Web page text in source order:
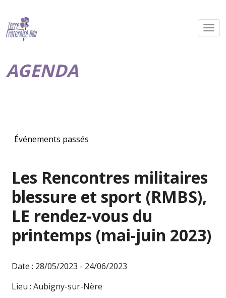
AGENDA
Événements passés
Les Rencontres militaires
blessure et sport (RMBS),
LE rendez-vous du
printemps (mai-juin 2023)
Date : 28/05/2023 - 24/06/2023
Lieu : Aubigny-sur-Nère